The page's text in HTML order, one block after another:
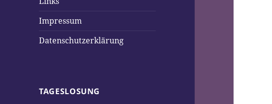
Impressum
Datenschutzerklärung
TAGESLOSUNG